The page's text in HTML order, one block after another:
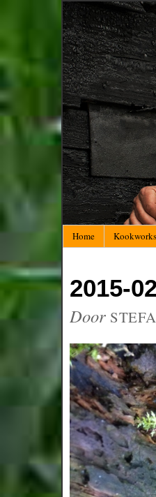
Home
2015-
Door